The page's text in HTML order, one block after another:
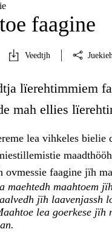
faagine
Veedtjh Juekieh
lïerehtimmiem
mah ellies
lea vihkeles bielie
ovmessie faagine jïh
maehtedh maahtoem
jïh laavenjassh
lea goerkese jïh